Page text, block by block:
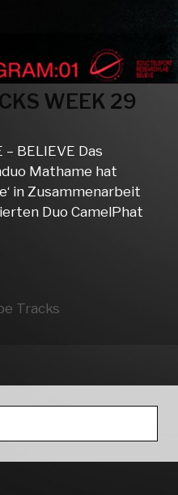
WEEK 29
BELIEVE Das
Mathame hat
in Zusammenarbeit
Duo CamelPhat
Tracks